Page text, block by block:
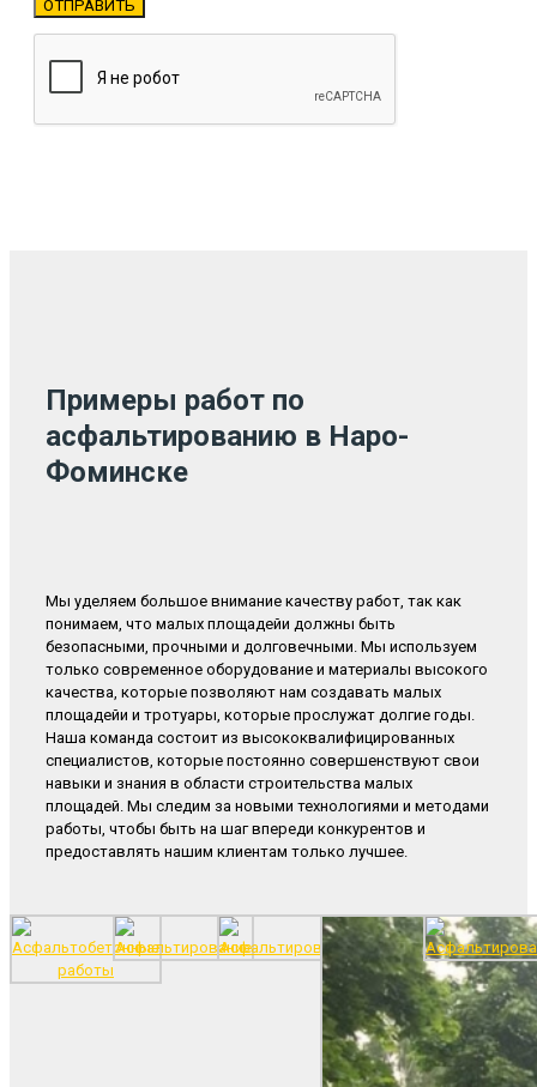
Примеры работ по
асфальтированию в Наро-
Фоминске
Мы уделяем большое внимание качеству работ, так как
понимаем, что малых площадейи должны быть
безопасными, прочными и долговечными. Мы используем
только современное оборудование и материалы высокого
качества, которые позволяют нам создавать малых
площадейи и тротуары, которые прослужат долгие годы.
Наша команда состоит из высококвалифицированных
специалистов, которые постоянно совершенствуют свои
навыки и знания в области строительства малых
площадей. Мы следим за новыми технологиями и методами
работы, чтобы быть на шаг впереди конкурентов и
предоставлять нашим клиентам только лучшее.